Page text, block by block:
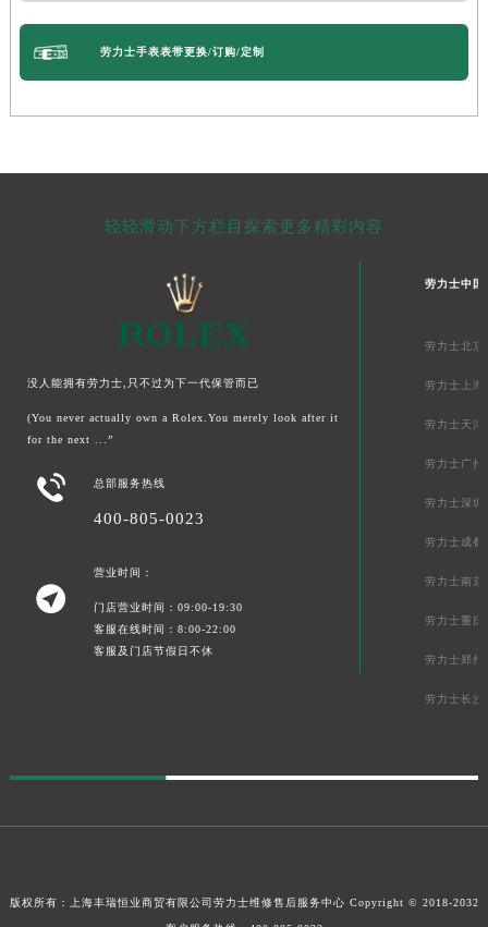
劳力士手表表带更换/订购/定制
轻轻滑动下方栏目探索更多精彩内容
没人能拥有劳力士,只不过为下一代保管而已
(You never actually own a Rolex.You merely look after it
for the next ...”
 总部服务热线
400-805-0023

营业时间：
门店营业时间：09:00-19:30
客服在线时间：8:00-22:00
客服及门店节假日不休
劳力士中国
劳力士北京
劳力士上海
劳力士天津
劳力士广州
劳力士深圳
劳力士成都
劳力士南京
劳力士重庆
劳力士郑州
劳力士长沙
版权所有：上海丰瑞恒业商贸有限公司 劳力士维修售后服务中心 Copyright © 2018-2032